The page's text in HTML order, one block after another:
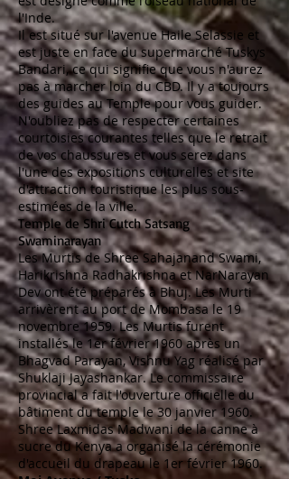
l'Inde.
Il est situé sur l'avenue Haile Selassie et
est juste en face du supermarché Tuskys
Bandari, ce qui signifie que vous n'aurez
pas à marcher loin du CBD. Il y a toujours
des guides au Temple pour vous guider.
N'oubliez pas de respecter certaines
courtoisies courantes telles que le retrait
de vos chaussures et vous serez dans
l'une des expositions culturelles et site
d'attraction touristique les plus sous-
estimées de la ville.
Temple de Shri Cutch Satsang
Swaminarayan
Les Murtis de Shree Sahajanand Swami,
Harikrishna Radhakrishna et NarNarayan
Dev ont été préparés à Bhuj. Les Murti
arrivèrent au port de Mombasa le 19
novembre 1959. Les Murtis furent
installés le 1er février 1960 après un
Bhagvad Parayan, Vishnu Yag réalisé par
Shuklaji Jayashankar. Le commissaire
provincial a fait l'ouverture officielle du
bâtiment du temple le 30 janvier 1960.
Shree Laxmidas Madwani de la canne à
sucre du Kenya a organisé la cérémonie
d'accueil du drapeau le 1er février 1960.